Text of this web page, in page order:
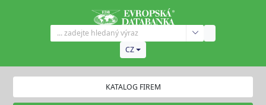
CZ
KATALOG FIREM